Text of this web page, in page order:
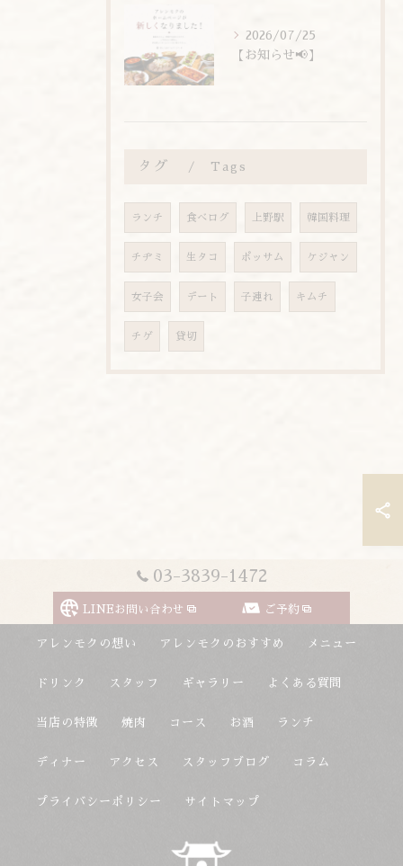
2026/07/25
【お知らせ📢】
タグ Tags
ランチ 食べログ 上野駅 韓国料理
チヂミ 生タコ ポッサム ケジャン
女子会 デート 子連れ キムチ
チゲ 貸切
03-3839-1472
LINEお問い合わせ ご予約
アレンモクの想い アレンモクのおすすめ メニュー
ドリンク スタッフ ギャラリー よくある質問
当店の特徴 焼肉 コース お酒 ランチ
ディナー アクセス スタッフブログ コラム
プライバシーポリシー サイトマップ